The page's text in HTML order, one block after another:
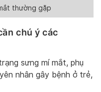
thường gặp
chú ý các
sưng mí mắt, phụ
nhân gây bệnh ở trẻ,